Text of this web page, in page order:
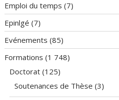
Emploi du temps (7)
Epinlgé (7)
Evénements (85)
Formations (1 748)
Doctorat (125)
Soutenances de Thèse (3)